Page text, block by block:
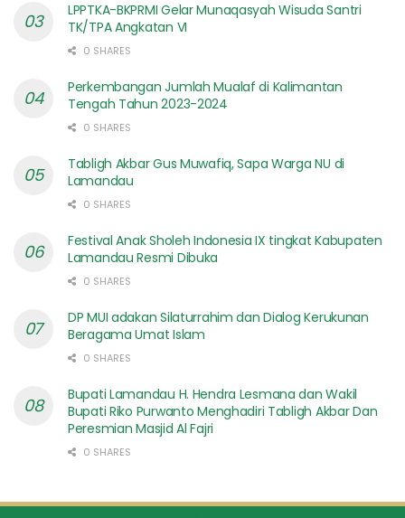
LPPTKA-BKPRMI Gelar Munaqasyah Wisuda Santri
TK/TPA Angkatan VI
0 SHARES
Perkembangan Jumlah Mualaf di Kalimantan
Tengah Tahun 2023-2024
0 SHARES
Tabligh Akbar Gus Muwafiq, Sapa Warga NU di
Lamandau
0 SHARES
Festival Anak Sholeh Indonesia IX tingkat Kabupaten
Lamandau Resmi Dibuka
0 SHARES
DP MUI adakan Silaturrahim dan Dialog Kerukunan
Beragama Umat Islam
0 SHARES
Bupati Lamandau H. Hendra Lesmana dan Wakil
Bupati Riko Purwanto Menghadiri Tabligh Akbar Dan
Peresmian Masjid Al Fajri
0 SHARES